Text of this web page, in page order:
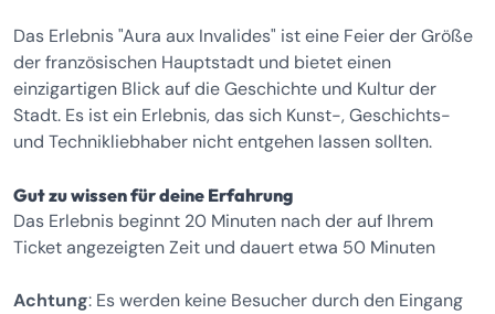
Das Erlebnis "Aura aux Invalides" ist eine Feier der Größe
der französischen Hauptstadt und bietet einen
einzigartigen Blick auf die Geschichte und Kultur der
Stadt. Es ist ein Erlebnis, das sich Kunst-, Geschichts-
und Technikliebhaber nicht entgehen lassen sollten.
Gut zu wissen für deine Erfahrung
Das Erlebnis beginnt 20 Minuten nach der auf Ihrem
Ticket angezeigten Zeit und dauert etwa 50 Minuten
Achtung: Es werden keine Besucher durch den Eingang